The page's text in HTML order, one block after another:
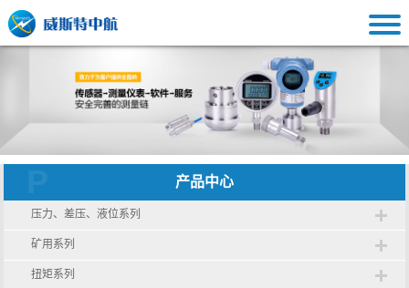
产品中心
压力、差压、液位系列
矿用系列
扭矩系列